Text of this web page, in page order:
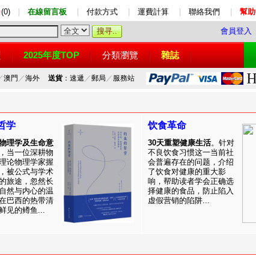
(0) 在線留言板 付款方式 運費計算 聯絡我們 幫
會員登入
2025年度TOP 分類瀏覽 雜誌
澳門 ／海外 送貨：速遞 ／郵局 ／ 服務站
学
理学及生命意
，当一位深耕物
论物理学家握
被公式与学术
旅途，忽然长
然与内心的温
巴西的热带清
见的鳟鱼...
饮食革命
30天重塑健康生活。针对
不良饮食习惯这一当前社
会普遍存在的问题，介绍
了饮食对健康的重大影
响，帮助读者学会正确选
择健康的食品，防止陷入
虚假营销的陷阱...